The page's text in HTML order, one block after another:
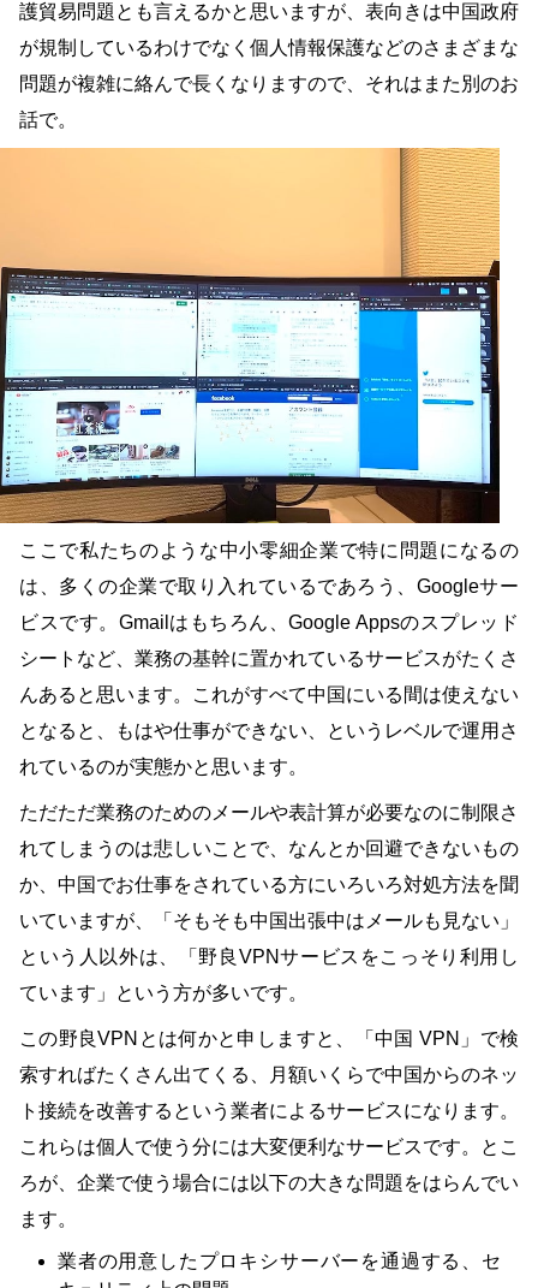
護貿易問題とも言えるかと思いますが、表向きは中国政府
が規制しているわけでなく個人情報保護などのさまざまな
問題が複雑に絡んで長くなりますので、それはまた別のお
話で。
ここで私たちのような中小零細企業で特に問題になるの
は、多くの企業で取り入れているであろう、Googleサー
ビスです。Gmailはもちろん、Google Appsのスプレッド
シートなど、業務の基幹に置かれているサービスがたくさ
んあると思います。これがすべて中国にいる間は使えない
となると、もはや仕事ができない、というレベルで運用さ
れているのが実態かと思います。
ただただ業務のためのメールや表計算が必要なのに制限さ
れてしまうのは悲しいことで、なんとか回避できないもの
か、中国でお仕事をされている方にいろいろ対処方法を聞
いていますが、「そもそも中国出張中はメールも見ない」
という人以外は、「野良VPNサービスをこっそり利用し
ています」という方が多いです。
この野良VPNとは何かと申しますと、「中国 VPN」で検
索すればたくさん出てくる、月額いくらで中国からのネッ
ト接続を改善するという業者によるサービスになります。
これらは個人で使う分には大変便利なサービスです。とこ
ろが、企業で使う場合には以下の大きな問題をはらんでい
ます。
業者の用意したプロキシサーバーを通過する、セ